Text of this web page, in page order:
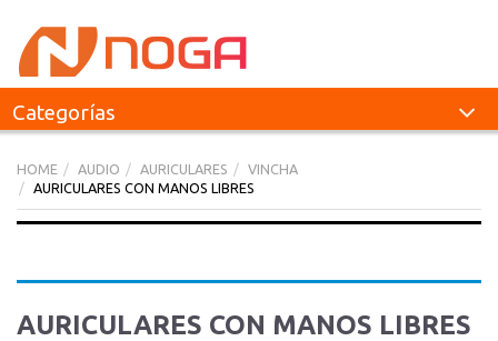
Categorías
HOME AUDIO AURICULARES
VINCHA
AURICULARES CON MANOS LIBRES
AURICULARES CON MANOS LIBRES